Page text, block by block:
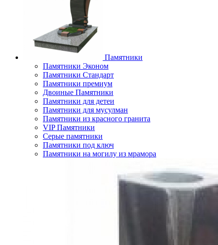
Памятники
Памятники Эконом
Памятники Стандарт
Памятники премиум
Двоиные Памятники
Памятники для детеи
Памятники для мусулман
Памятники из красного гранита
VIP Памятники
Серые памятники
Памятники под ключ
Памятники на могилу из мрамора